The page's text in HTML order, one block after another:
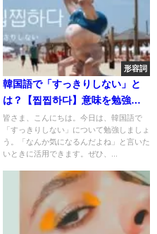
形容詞
韓国語で「すっきりしない」と
は？【찝찝하다】意味を勉強し
よう！
皆さま、こんにちは。今日は、韓国語で
「すっきりしない」について勉強しましょ
う。「なんか気になるんだよね」と言いた
いときに活用できます。ぜひ、...